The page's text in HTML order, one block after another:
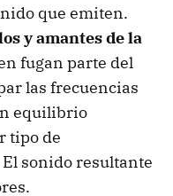
que emiten.
y amantes de la
fugan parte del
las frecuencias
equilibrio
tipo de
sonido resultante